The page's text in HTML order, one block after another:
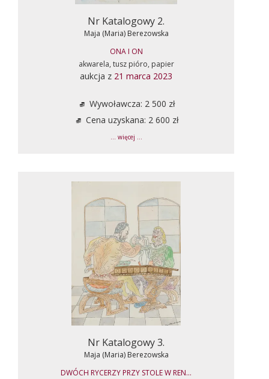
Nr Katalogowy 2.
Maja (Maria) Berezowska
ONA I ON
akwarela, tusz pióro, papier
aukcja z 21 marca 2023
Wywoławcza: 2 500 zł
Cena uzyskana: 2 600 zł
... więcej ...
Nr Katalogowy 3.
Maja (Maria) Berezowska
DWÓCH RYCERZY PRZY STOLE W REN...